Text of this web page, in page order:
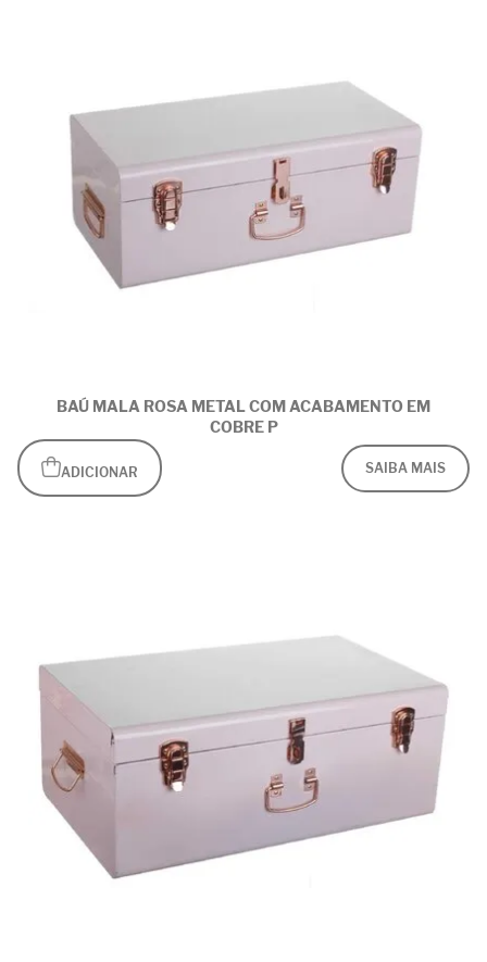
BAÚ MALA ROSA METAL COM ACABAMENTO EM
COBRE P
ADICIONAR SAIBA MAIS